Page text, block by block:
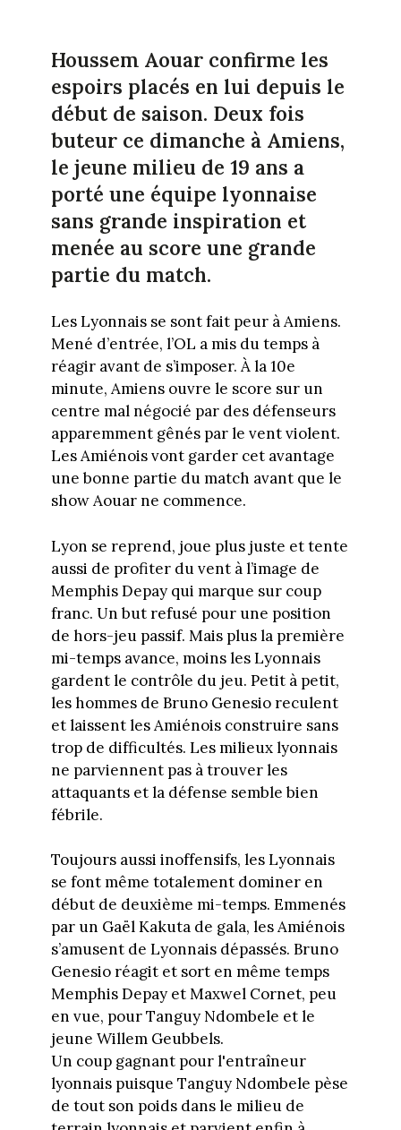
Houssem Aouar confirme les
espoirs placés en lui depuis le
début de saison. Deux fois
buteur ce dimanche à Amiens,
le jeune milieu de 19 ans a
porté une équipe lyonnaise
sans grande inspiration et
menée au score une grande
partie du match.
Les Lyonnais se sont fait peur à Amiens.
Mené d’entrée, l’OL a mis du temps à
réagir avant de s’imposer. À la 10e
minute, Amiens ouvre le score sur un
centre mal négocié par des défenseurs
apparemment gênés par le vent violent.
Les Amiénois vont garder cet avantage
une bonne partie du match avant que le
show Aouar ne commence.
Lyon se reprend, joue plus juste et tente
aussi de profiter du vent à l’image de
Memphis Depay qui marque sur coup
franc. Un but refusé pour une position
de hors-jeu passif. Mais plus la première
mi-temps avance, moins les Lyonnais
gardent le contrôle du jeu. Petit à petit,
les hommes de Bruno Genesio reculent
et laissent les Amiénois construire sans
trop de difficultés. Les milieux lyonnais
ne parviennent pas à trouver les
attaquants et la défense semble bien
fébrile.
Toujours aussi inoffensifs, les Lyonnais
se font même totalement dominer en
début de deuxième mi-temps. Emmenés
par un Gaël Kakuta de gala, les Amiénois
s’amusent de Lyonnais dépassés. Bruno
Genesio réagit et sort en même temps
Memphis Depay et Maxwel Cornet, peu
en vue, pour Tanguy Ndombele et le
jeune Willem Geubbels.
Un coup gagnant pour l'entraîneur
lyonnais puisque Tanguy Ndombele pèse
de tout son poids dans le milieu de